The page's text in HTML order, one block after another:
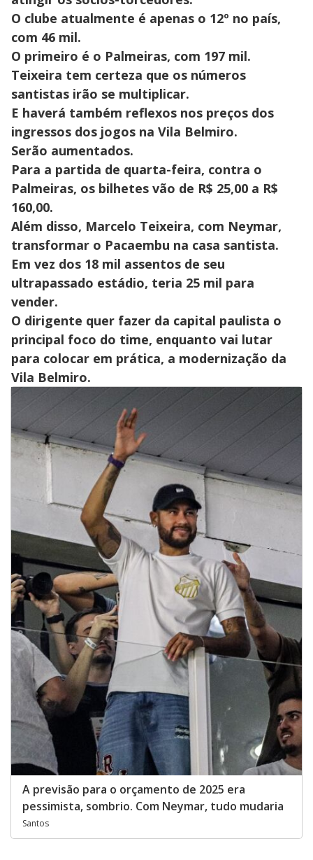
O clube atualmente é apenas o 12º no país,
com 46 mil.
O primeiro é o Palmeiras, com 197 mil.
Teixeira tem certeza que os números
santistas irão se multiplicar.
E haverá também reflexos nos preços dos
ingressos dos jogos na Vila Belmiro.
Serão aumentados.
Para a partida de quarta-feira, contra o
Palmeiras, os bilhetes vão de R$ 25,00 a R$
160,00.
Além disso, Marcelo Teixeira, com Neymar,
transformar o Pacaembu na casa santista.
Em vez dos 18 mil assentos de seu
ultrapassado estádio, teria 25 mil para
vender.
O dirigente quer fazer da capital paulista o
principal foco do time, enquanto vai lutar
para colocar em prática, a modernização da
Vila Belmiro.
A previsão para o orçamento de 2025 era
pessimista, sombrio. Com Neymar, tudo mudaria
Santos